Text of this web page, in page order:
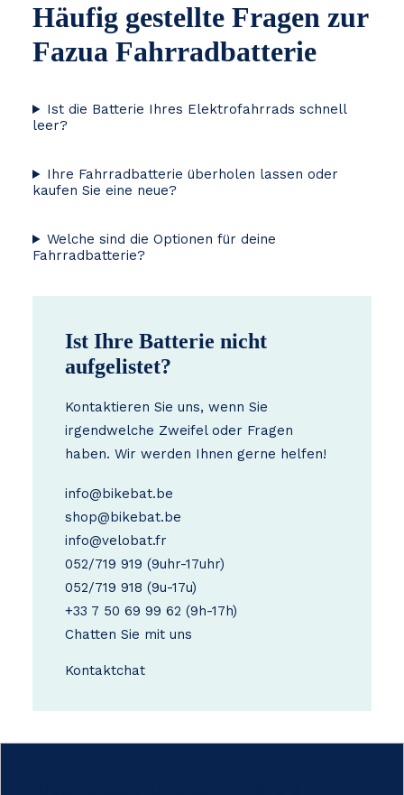
Häufig gestellte Fragen zur
Fazua Fahrradbatterie
Ist die Batterie Ihres Elektrofahrrads schnell
leer?
Ihre Fahrradbatterie überholen lassen oder
kaufen Sie eine neue?
Welche sind die Optionen für deine
Fahrradbatterie?
Ist Ihre Batterie nicht
aufgelistet?
Kontaktieren Sie uns, wenn Sie
irgendwelche Zweifel oder Fragen
haben. Wir werden Ihnen gerne helfen!
info@bikebat.be
shop@bikebat.be
info@velobat.fr
052/719 919 (9uhr-17uhr)
052/719 918 (9u-17u)
+33 7 50 69 99 62 (9h-17h)
Chatten Sie mit uns
Kontaktchat